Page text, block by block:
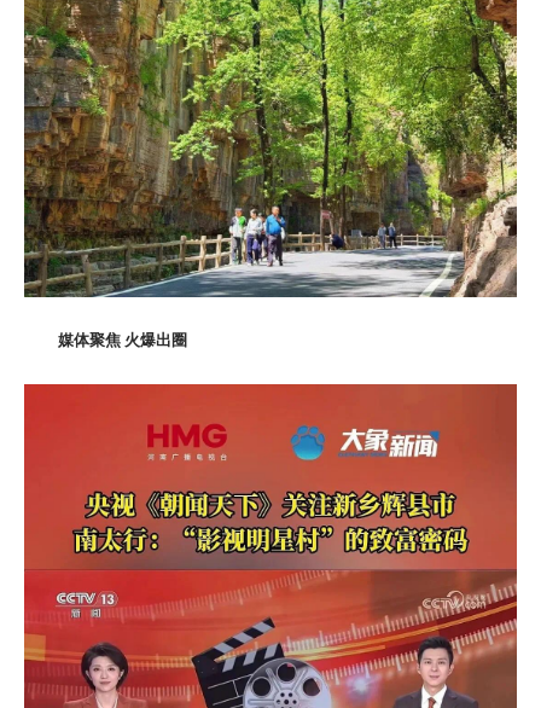
媒体聚焦 火爆出圈